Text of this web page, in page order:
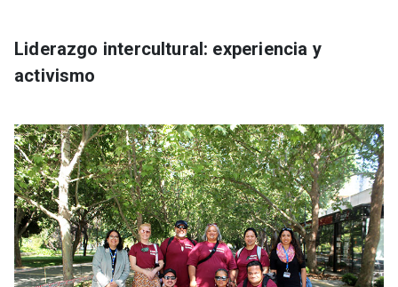
Liderazgo intercultural: experiencia y
activismo